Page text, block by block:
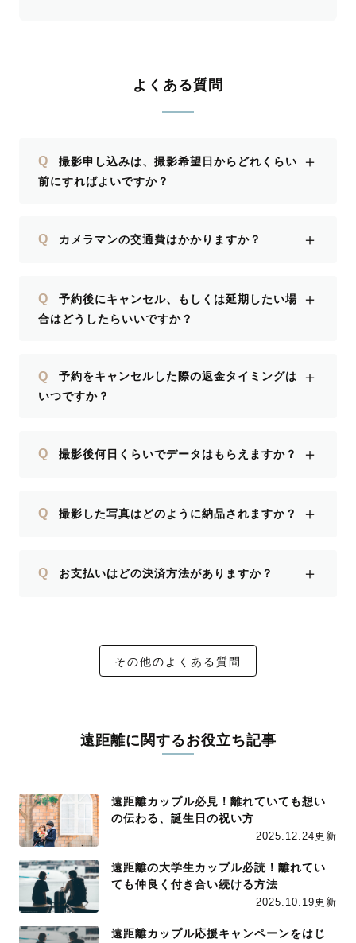
よくある質問
Q
撮影申し込みは、撮影希望日からどれくらい
前にすればよいですか？
＋
Q カメラマンの交通費はかかりますか？ ＋
Q
予約後にキャンセル、もしくは延期したい場
合はどうしたらいいですか？
＋
Q
予約をキャンセルした際の返金タイミングは
いつですか？
＋
Q 撮影後何日くらいでデータはもらえますか？ ＋
Q 撮影した写真はどのように納品されますか？ ＋
Q お支払いはどの決済方法がありますか？ ＋
その他のよくある質問
遠距離に関するお役立ち記事
遠距離カップル必見！離れていても想い
の伝わる、誕生日の祝い方
2025.12.24更新
遠距離の大学生カップル必読！離れてい
ても仲良く付き合い続ける方法
2025.10.19更新
遠距離カップル応援キャンペーンをはじ